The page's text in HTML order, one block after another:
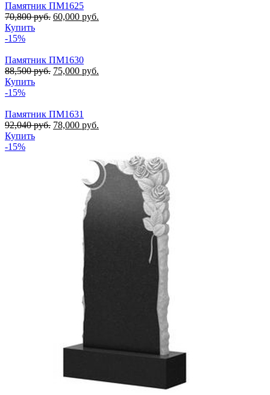
Памятник ПМ1625
70,800руб. 60,000 руб.
Купить
-15%
Памятник ПМ1630
88,500руб. 75,000 руб.
Купить
-15%
Памятник ПМ1631
92,040руб. 78,000 руб.
Купить
-15%